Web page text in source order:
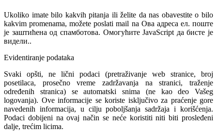
Ukoliko imate bilo kakvih pitanja ili želite da nas obavestite o bilo
kakvim promenama, možete poslati mail na Ова адреса ел. поште
је заштићена од спамботова. Омогућите JavaScript да бисте је
видели..
Evidentiranje podataka
Svaki opšti, ne lični podaci (pretraživanje web stranice, broj
posetilaca, prosečno vreme zadržavanja na stranici, traženje
određenih stranica) se automatski snima (ne kao deo Vašeg
logovanja). Ove informacije se koriste isključivo za praćenje gore
navedenih informacija, u cilju poboljšanja sadržaja i korišćenja.
Podaci dobijeni na ovaj način se neće koristiti niti biti prosleđeni
dalje, trećim licima.